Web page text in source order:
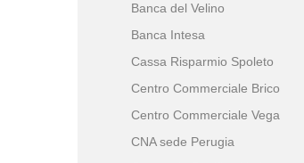
Banca del Velino
Banca Intesa
Cassa Risparmio Spoleto
Centro Commerciale Brico
Centro Commerciale Vega
CNA sede Perugia